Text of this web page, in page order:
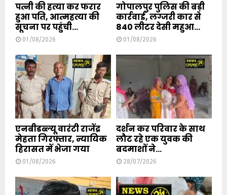
पत्नी की हत्या कर फरार
हुआ पति, आत्महत्या की
सूचना पर पहुंची...
01/08/2026
गोपालपुर पुलिस की बड़ी
कार्रवाई, लग्जरी कार से
840 लीटर देसी महुआ...
01/08/2026
एनबीडब्ल्यू वारंटी राजेंद्र
मेहता गिरफ्तार, न्यायिक
हिरासत में भेजा गया
01/08/2026
दर्शन कर परिवार के साथ
लौट रहे एक युवक की
बदमाशों ने...
28/07/2026